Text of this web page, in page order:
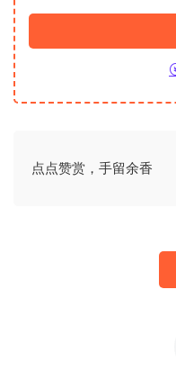
点点赞赏，手留余香